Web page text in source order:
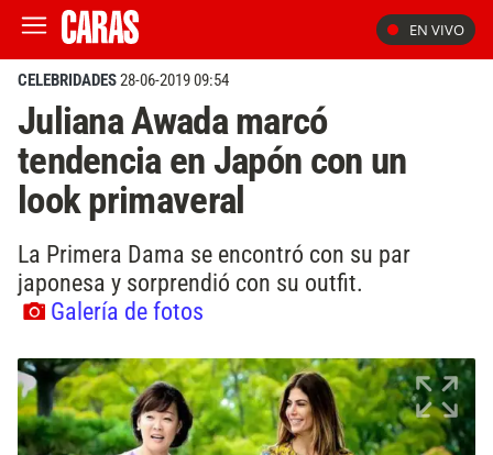
EN VIVO
CELEBRIDADES28-06-2019 09:54
Juliana Awada marcó
tendencia en Japón con un
look primaveral
La Primera Dama se encontró con su par
japonesa y sorprendió con su outfit.
Galería de fotos